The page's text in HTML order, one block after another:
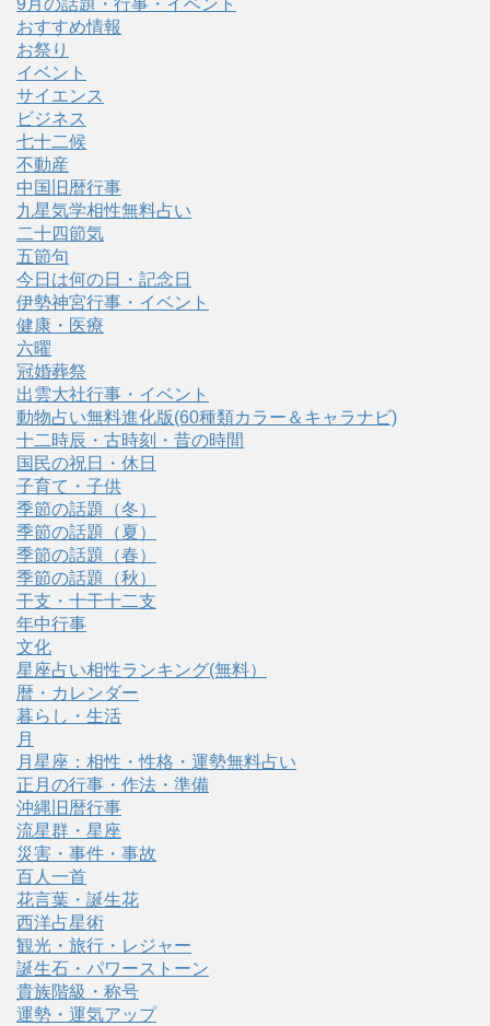
9月の話題・行事・イベント
おすすめ情報
お祭り
イベント
サイエンス
ビジネス
七十二候
不動産
中国旧暦行事
九星気学相性無料占い
二十四節気
五節句
今日は何の日・記念日
伊勢神宮行事・イベント
健康・医療
六曜
冠婚葬祭
出雲大社行事・イベント
動物占い無料進化版(60種類カラー＆キャラナビ)
十二時辰・古時刻・昔の時間
国民の祝日・休日
子育て・子供
季節の話題（冬）
季節の話題（夏）
季節の話題（春）
季節の話題（秋）
干支・十干十二支
年中行事
文化
星座占い相性ランキング(無料）
暦・カレンダー
暮らし・生活
月
月星座：相性・性格・運勢無料占い
正月の行事・作法・準備
沖縄旧暦行事
流星群・星座
災害・事件・事故
百人一首
花言葉・誕生花
西洋占星術
観光・旅行・レジャー
誕生石・パワーストーン
貴族階級・称号
運勢・運気アップ